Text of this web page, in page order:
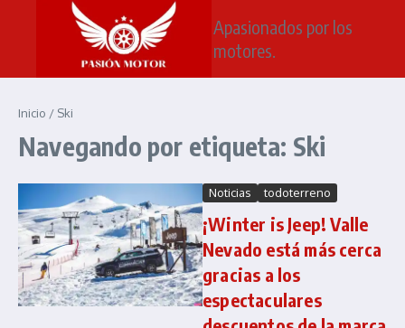
Saltar al contenido
Apasionados por los
motores.
Inicio / Ski
Navegando por etiqueta: Ski
Noticias todoterreno
¡Winter is Jeep! Valle
Nevado está más cerca
gracias a los
espectaculares